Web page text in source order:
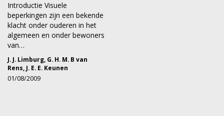
Introductie Visuele
beperkingen zijn een bekende
klacht onder ouderen in het
algemeen en onder bewoners
van…
J. J. Limburg, G. H. M. B van
Rens, J. E. E. Keunen
01/08/2009